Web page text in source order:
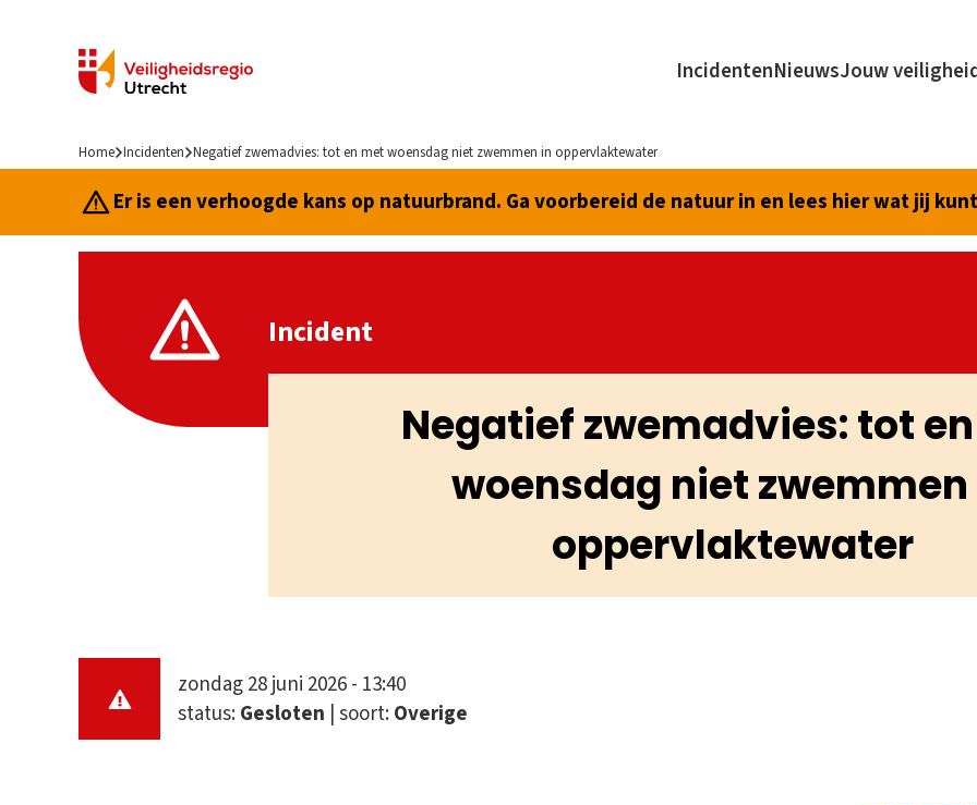
IncidentenNieuwsJouw
Home Incidenten Negatief zwemadvies: tot en met woensdag niet zwemmen in oppervlaktewater
Er is een verhoogde kans op natuurbrand. Ga voorbereid de natuur in en lees hier wat jij
Incident
Negatief zwemadvies: tot
woensdag niet
oppervlaktewater
zondag 28 juni 2026 - 13:40
status:Gesloten | soort:Overige